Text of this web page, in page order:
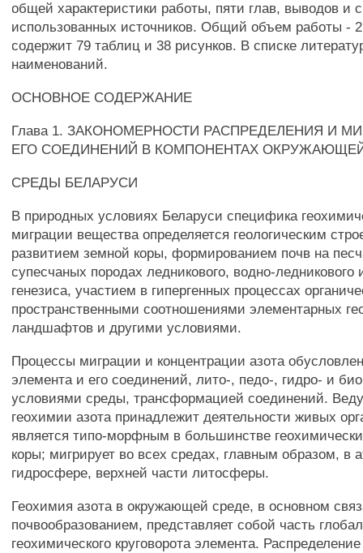
общей характеристики работы, пяти глав, выводов и
использованных источников. Общий объем работы -
содержит 79 таблиц и 38 рисунков. В списке
наименований.
ОСНОВНОЕ СОДЕРЖАНИЕ
Глава 1. ЗАКОНОМЕРНОСТИ РАСПРЕДЕЛЕНИЯ И
ЕГО СОЕДИНЕНИЙ В КОМПОНЕНТАХ
СРЕДЫ БЕЛАРУСИ
В природных условиях Беларуси специфика
миграции вещества определяется геологическим
развитием земной коры, формированием почв на
супесчаных породах ледникового, водно-
генезиса, участием в гипергенных процессах
пространственными соотношениями элементарных
ландшафтов и другими условиями.
Процессы миграции и концентрации азота
элемента и его соединений, лито-, педо-, гидро- и
условиями среды, трансформацией соединений.
геохимии азота принадлежит деятельности живых
является типо-морфным в большинстве
коры; мигрирует во всех средах, главным образом, в
гидросфере, верхней части литосферы.
Геохимия азота в окружающей среде, в основном
почвообразованием, представляет собой часть
геохимического круговорота элемента.